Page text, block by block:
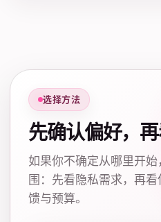
选择方法
先确认偏好，
如果你不确定从哪里开
围：先看隐私需求，再
馈与预算。